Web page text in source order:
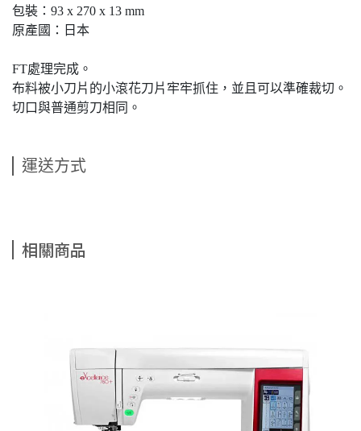
包裝：93 x 270 x 13 mm
原產國：日本
FT處理完成。
布料被小刀片的小滾花刀片牢牢抓住，並且可以準確裁切。
切口與普通剪刀相同。
運送方式
相關商品